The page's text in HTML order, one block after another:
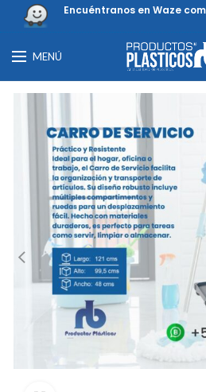
Encuéntranos en Waze
MENÚ